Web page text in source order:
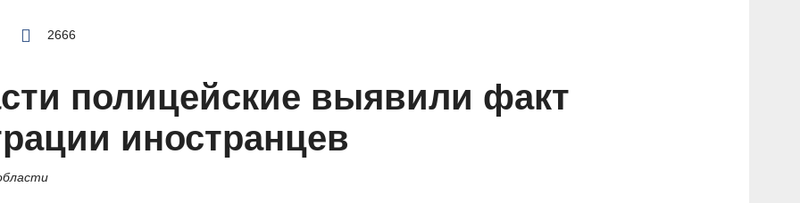
2666
полицейские выявили факт
иностранцев